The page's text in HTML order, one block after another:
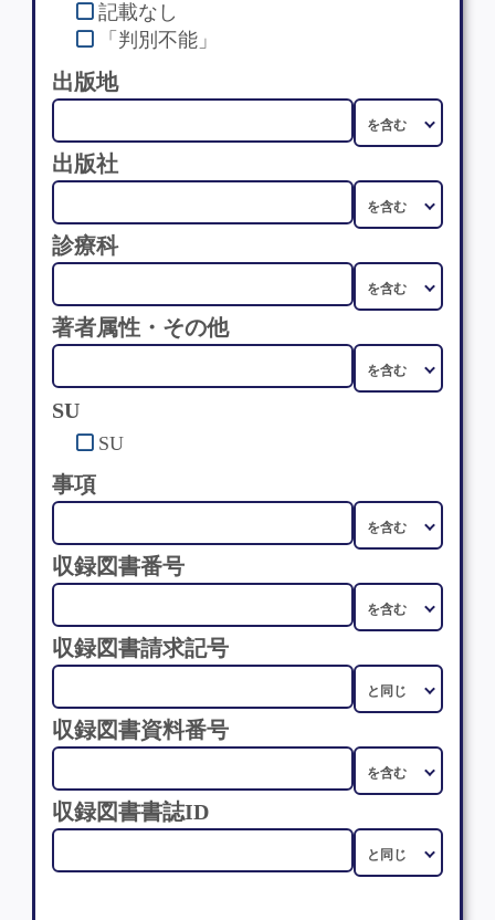
記載なし
「判別不能」
出版地
出版社
診療科
著者属性・その他
SU
SU
事項
収録図書番号
収録図書請求記号
収録図書資料番号
収録図書書誌ID